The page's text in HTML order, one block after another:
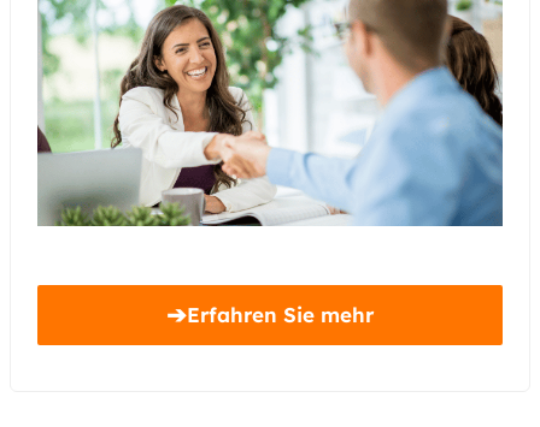
➔Erfahren Sie mehr